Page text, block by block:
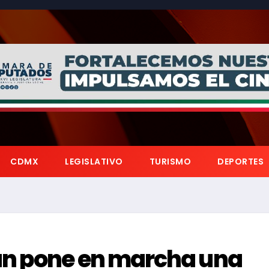
CDMX LEGISLATIVO TURISMO DEPORTES
pone en marcha una